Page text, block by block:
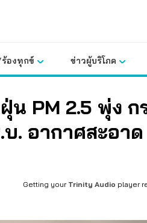
ร้องทุกข์ ข่าวผู้บริโภค
น PM 2.5 พุ่ง ก
บ. อากาศสะอาด
Getting your Trinity Audio player